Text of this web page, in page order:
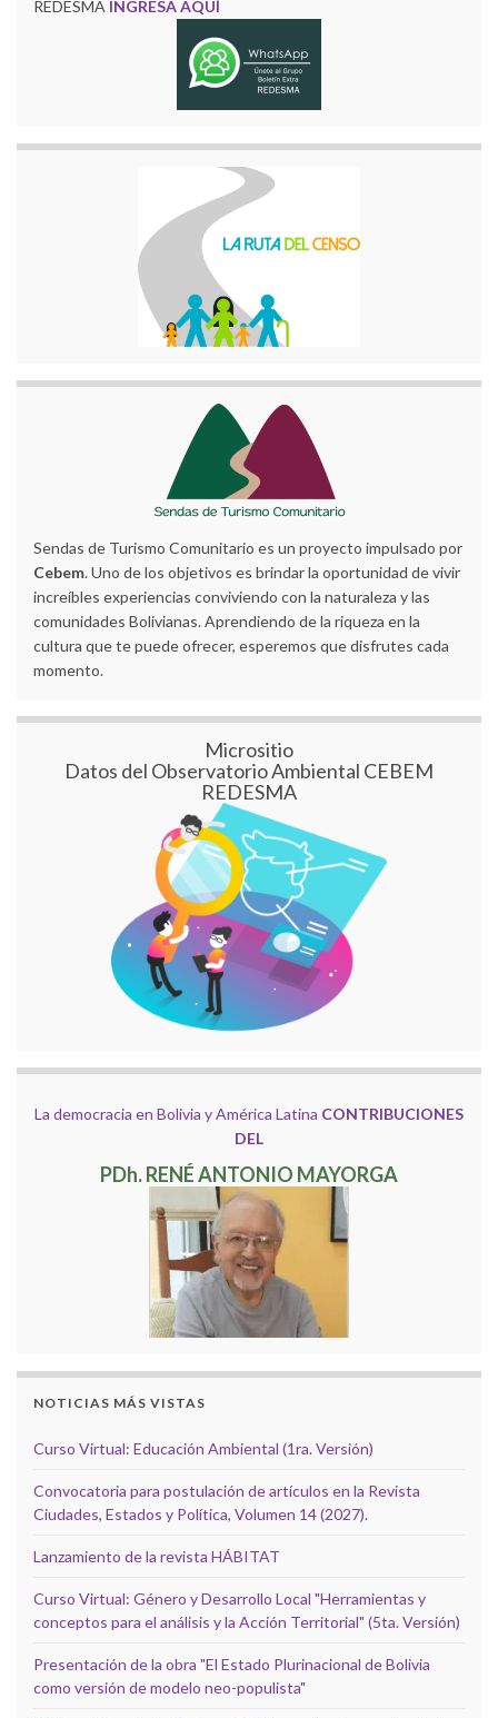
REDESMA INGRESA AQUÍ
Sendas de Turismo Comunitario es un proyecto impulsado por
Cebem. Uno de los objetivos es brindar la oportunidad de vivir
increíbles experiencias conviviendo con la naturaleza y las
comunidades Bolivianas. Aprendiendo de la riqueza en la
cultura que te puede ofrecer, esperemos que disfrutes cada
momento.
Micrositio
Datos del Observatorio Ambiental CEBEM
REDESMA
La democracia en Bolivia y América Latina CONTRIBUCIONES
DEL
PDh. RENÉ ANTONIO MAYORGA
NOTICIAS MÁS VISTAS
Curso Virtual: Educación Ambiental (1ra. Versión)
Convocatoria para postulación de artículos en la Revista
Ciudades, Estados y Política, Volumen 14 (2027).
Lanzamiento de la revista HÁBITAT
Curso Virtual: Género y Desarrollo Local "Herramientas y
conceptos para el análisis y la Acción Territorial" (5ta. Versión)
Presentación de la obra "El Estado Plurinacional de Bolivia
como versión de modelo neo-populista"